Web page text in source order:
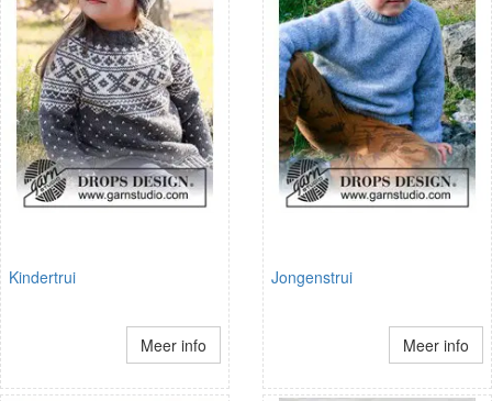
Kindertrui
Meer info
Jongenstrui
Meer info